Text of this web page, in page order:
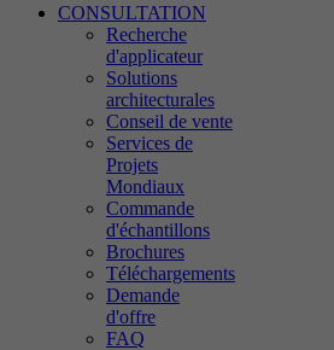
CONSULTATION
Recherche
d'applicateur
Solutions
architecturales
Conseil de vente
Services de
Projets
Mondiaux
Commande
d'échantillons
Brochures
Téléchargements
Demande
d'offre
FAQ